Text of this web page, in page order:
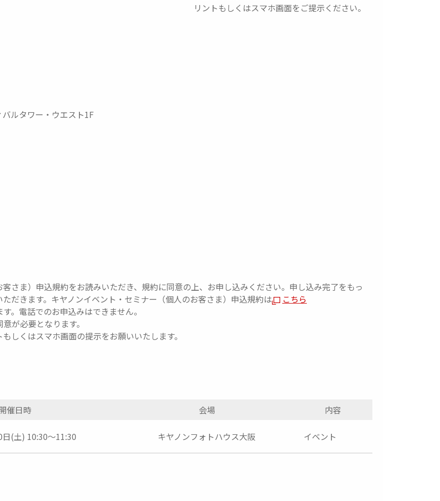
リントもしくはスマホ画面をご提示ください。
ルタワー・ウエスト1F
さま）申込規約をお読みいただき、規約に同意の上、お申し込みください。申し込み完了をもっ
だきます。キヤノンイベント・セミナー（個人のお客さま）申込規約は
こちら
。電話でのお申込みはできません。
が必要となります。
しくはスマホ画面の提示をお願いいたします。
催日時 会場 内容
(土) 10:30～11:30 キヤノンフォトハウス大阪 イベント